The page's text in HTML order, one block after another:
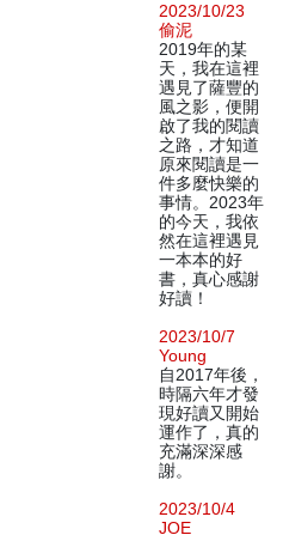
2023/10/23
偷泥
2019年的某
天，我在這裡
遇見了薩豐的
風之影，便開
啟了我的閱讀
之路，才知道
原來閱讀是一
件多麼快樂的
事情。2023年
的今天，我依
然在這裡遇見
一本本的好
書，真心感謝
好讀！
2023/10/7
Young
自2017年後，
時隔六年才發
現好讀又開始
運作了，真的
充滿深深感
謝。
2023/10/4
JOE